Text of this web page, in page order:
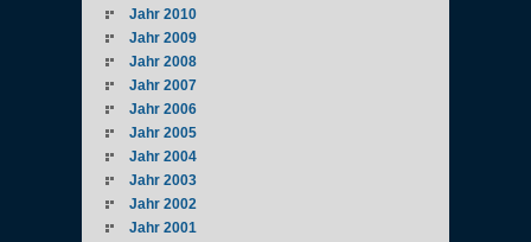
Jahr 2010
Jahr 2009
Jahr 2008
Jahr 2007
Jahr 2006
Jahr 2005
Jahr 2004
Jahr 2003
Jahr 2002
Jahr 2001